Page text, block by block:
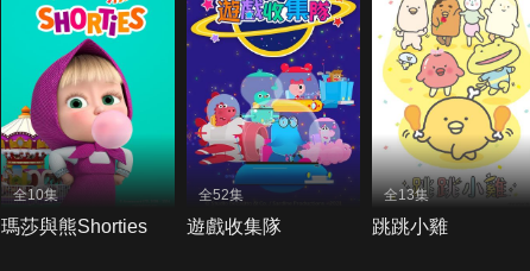
全10集
瑪莎與熊Shorties
全52集
遊戲收集隊
全13集
跳跳小雞